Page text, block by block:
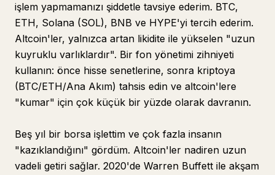
işlem yapmamanızı şiddetle tavsiye ederim. BTC,
ETH, Solana (SOL), BNB ve HYPE'yi tercih ederim.
Altcoin'ler, yalnızca artan likidite ile yükselen "uzun
kuyruklu varlıklardır". Bir fon yönetimi zihniyeti
kullanın: önce hisse senetlerine, sonra kriptoya
(BTC/ETH/Ana Akım) tahsis edin ve altcoin'lere
"kumar" için çok küçük bir yüzde olarak davranın.
Beş yıl bir borsa işlettim ve çok fazla insanın
"kazıklandığını" gördüm. Altcoin'ler nadiren uzun
vadeli getiri sağlar. 2020'de Warren Buffett ile akşam